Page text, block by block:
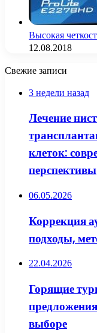
Высокая
12.08.2018
Свежие записи
3 недели назад
Лечение
клеток:
перспективы
06.05.2026
Коррекция
подходы,
22.04.2026
Горящие
выборе